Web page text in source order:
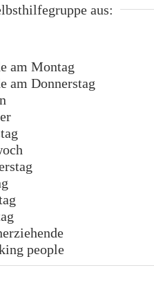
aus:
am Montag
am Donnerstag
people